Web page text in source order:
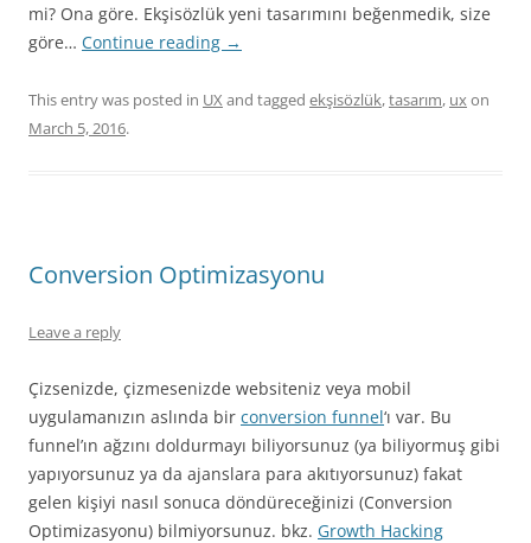
mi? Ona göre. Ekşisözlük yeni tasarımını beğenmedik, size
göre… Continue reading →
This entry was posted in UX and tagged ekşisözlük,tasarım, uxon
March 5, 2016.
Conversion Optimizasyonu
Leave a reply
Çizsenizde, çizmesenizde websiteniz veya mobil
uygulamanızın aslında bir conversion funnel‘ı var. Bu
funnel’ın ağzını doldurmayı biliyorsunuz (ya biliyormuş gibi
yapıyorsunuz ya da ajanslara para akıtıyorsunuz) fakat
gelen kişiyi nasıl sonuca döndüreceğinizi (Conversion
Optimizasyonu) bilmiyorsunuz. bkz. Growth Hacking